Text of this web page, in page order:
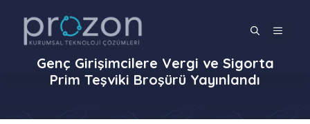
MENÜ
Genç Girişimcilere Vergi ve Sigorta
Prim Teşviki Broşürü Yayınlandı